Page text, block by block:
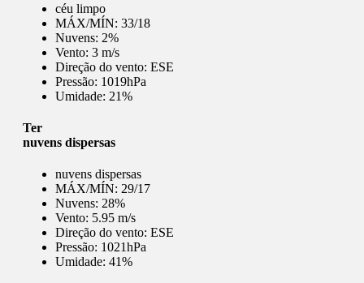
céu limpo
MÁX/MÍN: 33/18
Nuvens: 2%
Vento: 3 m/s
Direção do vento: ESE
Pressão: 1019hPa
Umidade: 21%
Ter
nuvens dispersas
nuvens dispersas
MÁX/MÍN: 29/17
Nuvens: 28%
Vento: 5.95 m/s
Direção do vento: ESE
Pressão: 1021hPa
Umidade: 41%